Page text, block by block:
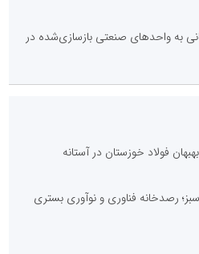
به واحدهای صنعتی بازسازی‌شده در
فولاد خوزستان در آستانه
رصدخانه فناوری و نوآوری بستری